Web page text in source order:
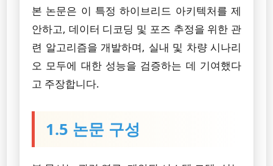
본 논문은 이 특정 하이브리드 아키텍처를 제
안하고, 데이터 디코딩 및 포즈 추정을 위한 관
련 알고리즘을 개발하며, 실내 및 차량 시나리
오 모두에 대한 성능을 검증하는 데 기여했다
고 주장합니다.
1.5 논문 구성